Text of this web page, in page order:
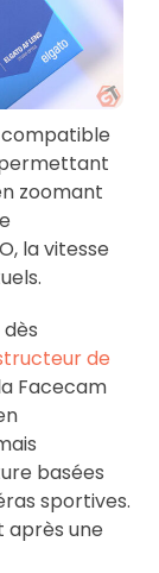
zoomant
la vitesse
de
Facecam
basées
sportives.
après une